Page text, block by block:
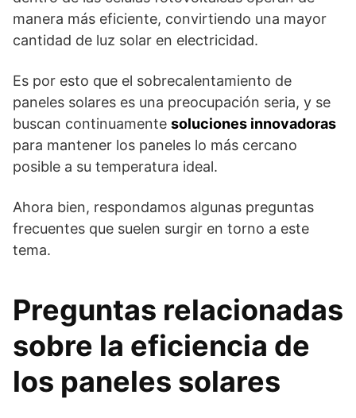
manera más eficiente, convirtiendo una mayor
cantidad de luz solar en electricidad.
Es por esto que el sobrecalentamiento de
paneles solares es una preocupación seria, y se
buscan continuamente soluciones innovadoras
para mantener los paneles lo más cercano
posible a su temperatura ideal.
Ahora bien, respondamos algunas preguntas
frecuentes que suelen surgir en torno a este
tema.
Preguntas relacionadas
sobre la eficiencia de
los paneles solares